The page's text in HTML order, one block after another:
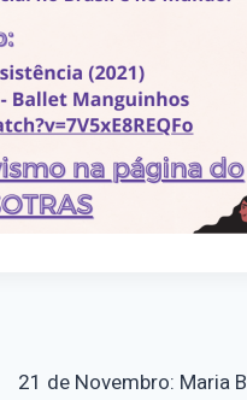
21 de Novembro: Maria